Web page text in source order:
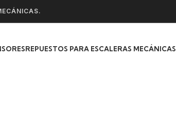
REPUESTOS PARA ESCALERAS MECÁNICAS